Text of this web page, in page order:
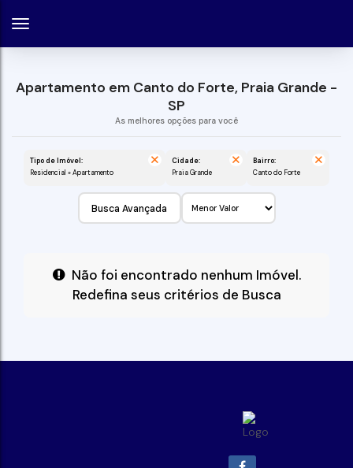
Apartamento em Canto do Forte, Praia Grande -
SP
Tipo de Imóvel:
Residencial » Apartamento
Cidade:
Praia Grande
Bairro:
Canto do Forte
Busca Avançada
Não foi encontrado nenhum Imóvel.
Redefina seus critérios de Busca